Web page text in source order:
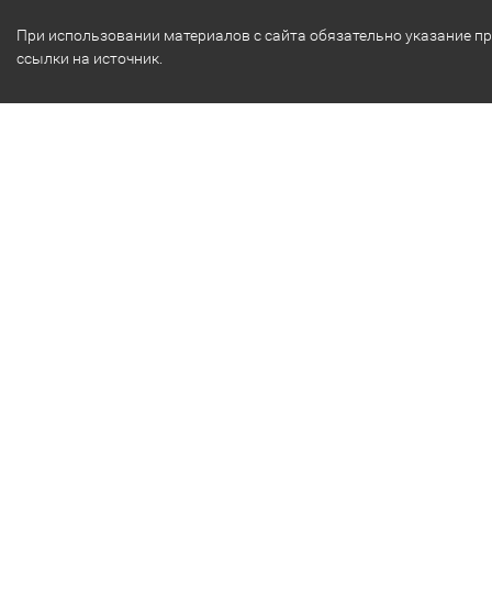
При использовании материалов с сайта обязательно указание
ссылки на источник.